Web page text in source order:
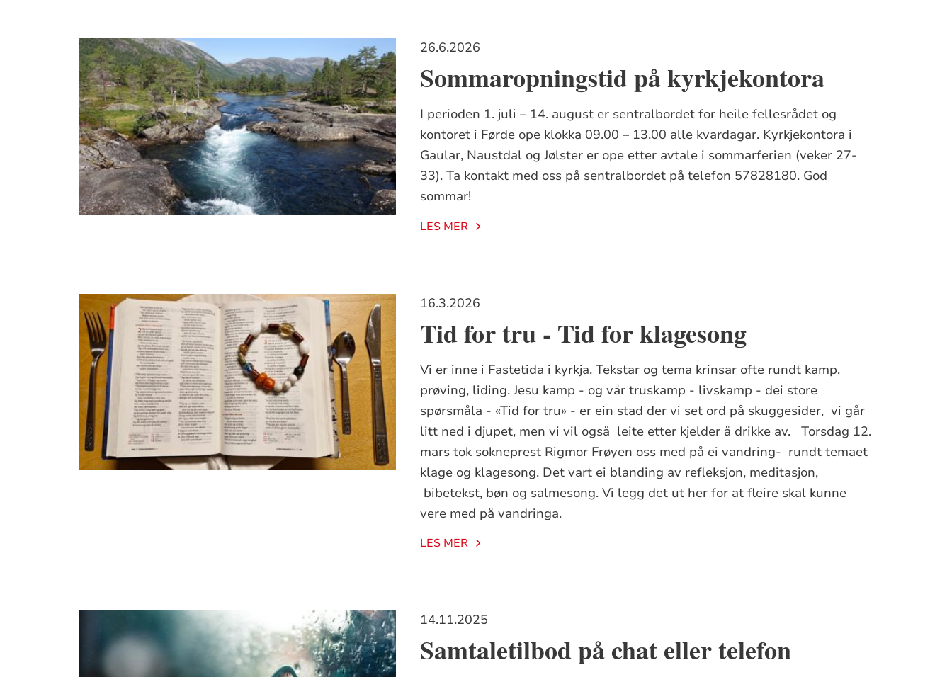
26.6.2026
Sommaropningstid på kyrkjekontora
I perioden 1. juli – 14. august er sentralbordet for heile fellesrådet og
kontoret i Førde ope klokka 09.00 – 13.00 alle kvardagar. Kyrkjekontora i
Gaular, Naustdal og Jølster er ope etter avtale i sommarferien (veker 27-
33). Ta kontakt med oss på sentralbordet på telefon 57828180. God
sommar!
LES MER
16.3.2026
Tid for tru - Tid for klagesong
Vi er inne i Fastetida i kyrkja. Tekstar og tema krinsar ofte rundt kamp,
prøving, liding. Jesu kamp - og vår truskamp - livskamp - dei store
spørsmåla - «Tid for tru» - er ein stad der vi set ord på skuggesider, vi går
litt ned i djupet, men vi vil også leite etter kjelder å drikke av. Torsdag 12.
mars tok sokneprest Rigmor Frøyen oss med på ei vandring- rundt temaet
klage og klagesong. Det vart ei blanding av refleksjon, meditasjon,
bibetekst, bøn og salmesong. Vi legg det ut her for at fleire skal kunne
vere med på vandringa.
LES MER
14.11.2025
Samtaletilbod på chat eller telefon